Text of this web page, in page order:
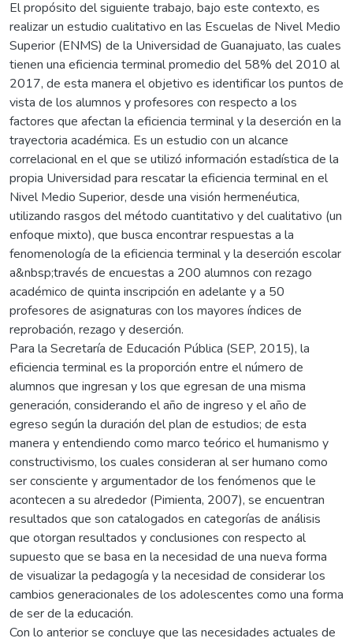
El propósito del siguiente trabajo, bajo este contexto, es
realizar un estudio cualitativo en las Escuelas de Nivel Medio
Superior (ENMS) de la Universidad de Guanajuato, las cuales
tienen una eficiencia terminal promedio del 58% del 2010 al
2017, de esta manera el objetivo es identificar los puntos de
vista de los alumnos y profesores con respecto a los
factores que afectan la eficiencia terminal y la deserción en la
trayectoria académica. Es un estudio con un alcance
correlacional en el que se utilizó información estadística de la
propia Universidad para rescatar la eficiencia terminal en el
Nivel Medio Superior, desde una visión hermenéutica,
utilizando rasgos del método cuantitativo y del cualitativo (un
enfoque mixto), que busca encontrar respuestas a la
fenomenología de la eficiencia terminal y la deserción escolar
a&nbsp;través de encuestas a 200 alumnos con rezago
académico de quinta inscripción en adelante y a 50
profesores de asignaturas con los mayores índices de
reprobación, rezago y deserción.
Para la Secretaría de Educación Pública (SEP, 2015), la
eficiencia terminal es la proporción entre el número de
alumnos que ingresan y los que egresan de una misma
generación, considerando el año de ingreso y el año de
egreso según la duración del plan de estudios; de esta
manera y entendiendo como marco teórico el humanismo y
constructivismo, los cuales consideran al ser humano como
ser consciente y argumentador de los fenómenos que le
acontecen a su alrededor (Pimienta, 2007), se encuentran
resultados que son catalogados en categorías de análisis
que otorgan resultados y conclusiones con respecto al
supuesto que se basa en la necesidad de una nueva forma
de visualizar la pedagogía y la necesidad de considerar los
cambios generacionales de los adolescentes como una forma
de ser de la educación.
Con lo anterior se concluye que las necesidades actuales de